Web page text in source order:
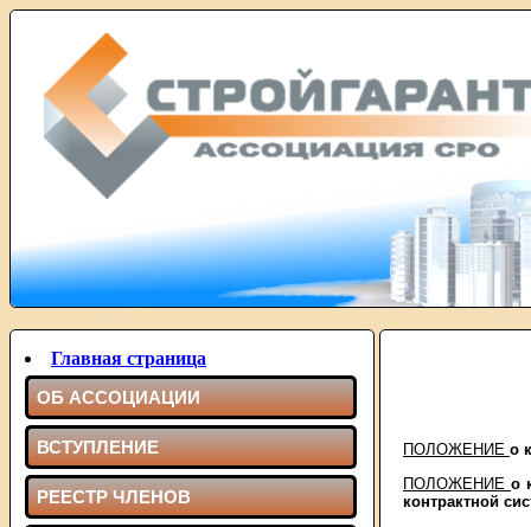
Главная страница
ОБ АССОЦИАЦИИ
ВСТУПЛЕНИЕ
РЕЕСТР ЧЛЕНОВ
ПОЛОЖЕНИЕ о
ПОЛОЖЕНИЕ о
контрактной